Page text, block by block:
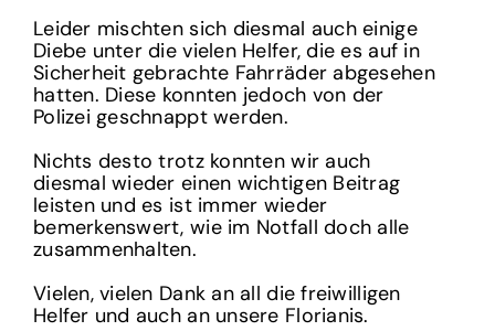
Leider mischten sich diesmal auch einige
Diebe unter die vielen Helfer, die es auf in
Sicherheit gebrachte Fahrräder abgesehen
hatten. Diese konnten jedoch von der
Polizei geschnappt werden.
Nichts desto trotz konnten wir auch
diesmal wieder einen wichtigen Beitrag
leisten und es ist immer wieder
bemerkenswert, wie im Notfall doch alle
zusammenhalten.
Vielen, vielen Dank an all die freiwilligen
Helfer und auch an unsere Florianis.